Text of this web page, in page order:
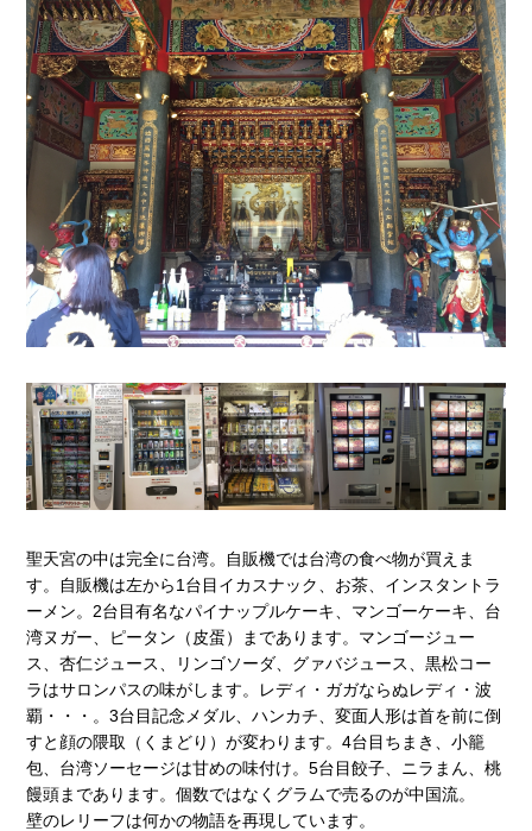
聖天宮の中は完全に台湾。自販機では台湾の食べ物が買えま
す。自販機は左から1台目イカスナック、お茶、インスタントラ
ーメン。2台目有名なパイナップルケーキ、マンゴーケーキ、台
湾ヌガー、ピータン（皮蛋）まであります。マンゴージュー
ス、杏仁ジュース、リンゴソーダ、グァバジュース、黒松コー
ラはサロンパスの味がします。レディ・ガガならぬレディ・波
覇・・・。3台目記念メダル、ハンカチ、変面人形は首を前に倒
すと顔の隈取（くまどり）が変わります。4台目ちまき、小籠
包、台湾ソーセージは甘めの味付け。5台目餃子、ニラまん、桃
饅頭まであります。個数ではなくグラムで売るのが中国流。
壁のレリーフは何かの物語を再現しています。